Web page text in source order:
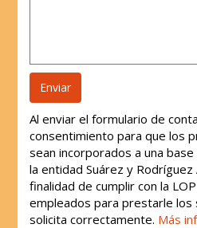
Al enviar el formulario de
consentimiento para que los
sean incorporados a una
la entidad Suárez y Rodríguez
finalidad de cumplir con la
empleados para prestarle los
solicita correctamente. Más